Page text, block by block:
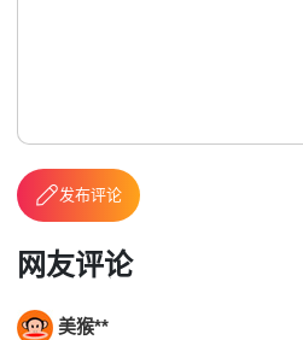
发布评论
网友评论
美猴**